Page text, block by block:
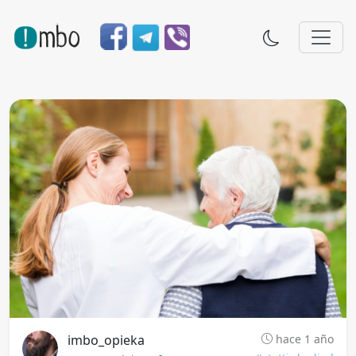
imbo_opieka
hace 1 año